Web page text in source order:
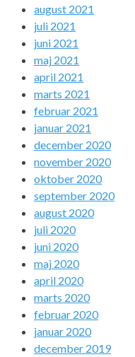
august 2021
juli 2021
juni 2021
maj 2021
april 2021
marts 2021
februar 2021
januar 2021
december 2020
november 2020
oktober 2020
september 2020
august 2020
juli 2020
juni 2020
maj 2020
april 2020
marts 2020
februar 2020
januar 2020
december 2019